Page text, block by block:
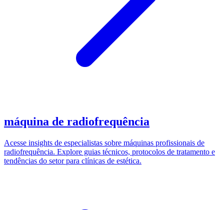
máquina de radiofrequência
Acesse insights de especialistas sobre máquinas profissionais de
radiofrequência. Explore guias técnicos, protocolos de tratamento e
tendências do setor para clínicas de estética.